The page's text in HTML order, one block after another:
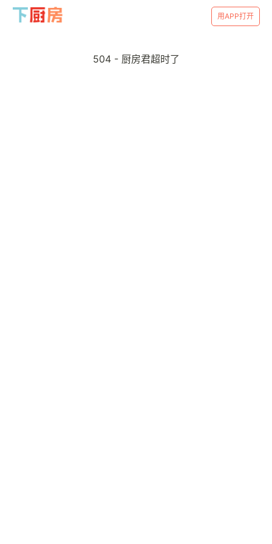
用APP打开
504 - 厨房君超时了